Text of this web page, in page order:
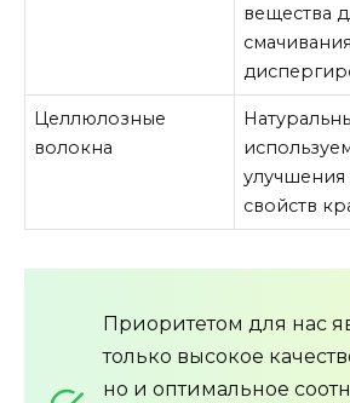
вещества
Целлюлозные
волокна
улучшения
свойств
Приоритетом для нас
только высокое
но и оптимальное